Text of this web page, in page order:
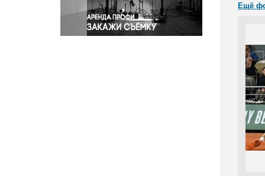
Экономика и бизнес
Ещё